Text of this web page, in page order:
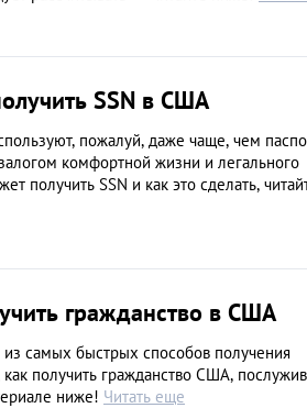
SSN в США
пожалуй, даже чаще, чем
комфортной жизни и легального
получить SSN и как это сделать,
гражданство в США
самых быстрых способов получения
получить гражданство США,
ниже! Читать еще